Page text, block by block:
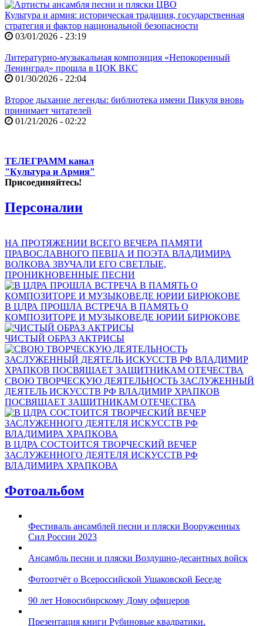
Культура и армия: историческая традиция, государственная
стратегия и фактор национальной безопасности
03/01/2026 - 23:19
Литературно-музыкальная композиция «Непокоренный
Ленинград» прошла в ЦОК ВКС
01/30/2026 - 22:04
Второе дыхание легенды: библиотека имени Пикуля вновь
принимает читателей
01/21/2026 - 02:22
ТЕЛЕГРАММ канал
"Культура и Армия"
Присоединяйтесь!
Персоналии
НА ПРОТЯЖЕНИИ ВСЕГО ВЕЧЕРА ПАМЯТИ
ПРАВОСЛАВНОГО ПЕВЦА И ПОЭТА ВЛАДИМИРА
ВОЛКОВА ЗВУЧАЛИ ЕГО СВЕТЛЫЕ,
ПРОНИКНОВЕННЫЕ ПЕСНИ
В ЦДРА ПРОШЛА ВСТРЕЧА В ПАМЯТЬ О
КОМПОЗИТОРЕ И МУЗЫКОВЕДЕ ЮРИИ БИРЮКОВЕ
ЧИСТЫЙ ОБРАЗ АКТРИСЫ
СВОЮ ТВОРЧЕСКУЮ ДЕЯТЕЛЬНОСТЬ ЗАСЛУЖЕННЫЙ
ДЕЯТЕЛЬ ИСКУССТВ РФ ВЛАДИМИР ХРАПКОВ
ПОСВЯЩАЕТ ЗАЩИТНИКАМ ОТЕЧЕСТВА
В ЦДРА СОСТОИТСЯ ТВОРЧЕСКИЙ ВЕЧЕР
ЗАСЛУЖЕННОГО ДЕЯТЕЛЯ ИСКУССТВ РФ
ВЛАДИМИРА ХРАПКОВА
Фотоальбом
Фестиваль ансамблей песни и пляски Вооруженных
Сил России 2023
Ансамбль песни и пляски Воздушно-десантных войск
Фотоотчёт о Всероссийской Ушаковской Беседе
90 лет Новосибирскому Дому офицеров
Презентация книги Рубиновые квадратики.